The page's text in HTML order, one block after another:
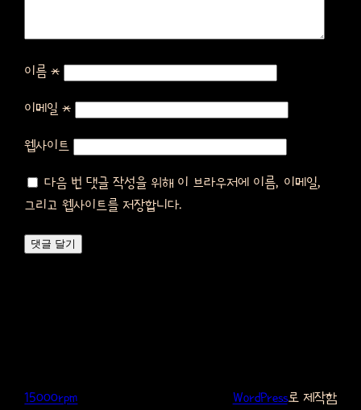
이름*
이메일*
웹사이트
다음 번 댓글 작성을 위해 이 브라우저에 이름, 이메일,
그리고 웹사이트를 저장합니다.
15000rpm WordPress로 제작함